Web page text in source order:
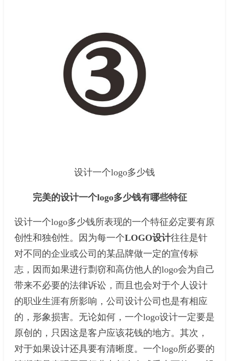
设计一个logo多少钱
完美的设计一个logo多少钱有哪些特征
设计一个logo多少钱所表现的一个特征必定要有原
创性和独创性。因为每一个LOGO设计往往是针
对不同的企业或公司的某品牌做一定的宣传标
志，因而如果进行剽窃和高仿他人的logo会为自己
带来不必要的法律诉讼，而且也会对于个人设计
的职业生涯有所影响，公司设计公司也是有相应
的，形象损害。无论如何，一个logo设计一定要是
原创的，只因这是客户应该花钱的地方。其次，
对于如果设计还具要有清晰度。一个logo所必要的